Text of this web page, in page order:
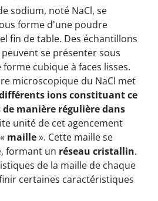
sodium, noté NaCl, se
forme d'une poudre
fin de table. Des échantillons
se présenter sous
cubique à faces lisses.
microscopique du NaCl met
ions constituant ce
manière régulière dans
unité de cet agencement
maille». Cette maille se
formant un réseau cristallin.
de la maille de chaque
certaines caractéristiques